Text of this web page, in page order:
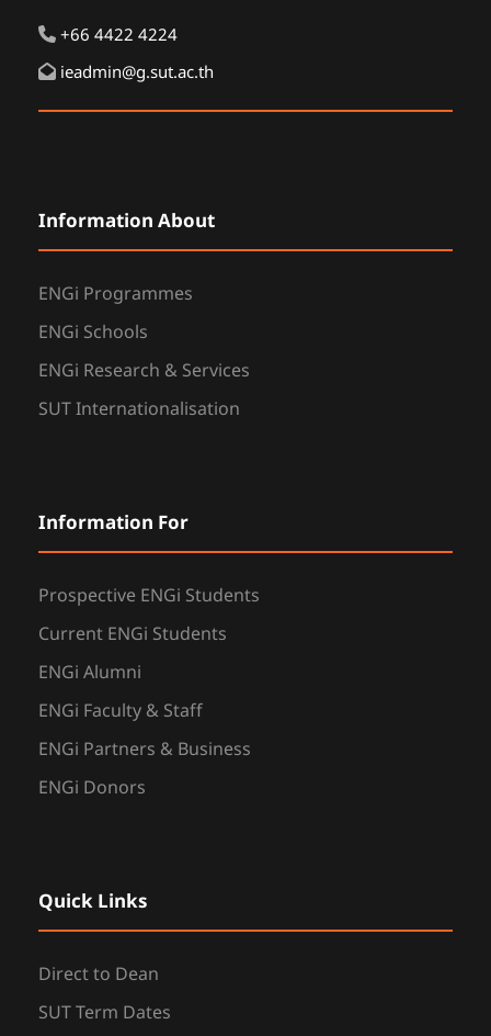
+66 4422 4224
ieadmin@g.sut.ac.th
Information About
ENGi Programmes
ENGi Schools
ENGi Research & Services
SUT Internationalisation
Information For
Prospective ENGi Students
Current ENGi Students
ENGi Alumni
ENGi Faculty & Staff
ENGi Partners & Business
ENGi Donors
Quick Links
Direct to Dean
SUT Term Dates